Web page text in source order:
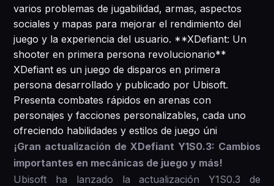
varios problemas de jugabilidad, armas, aspectos
sociales y mapas para mejorar el rendimiento del
juego y la experiencia del usuario. **XDefiant: Un
shooter en primera persona revolucionario**
XDefiant es un juego de disparos en primera
persona desarrollado y publicado por Ubisoft.
Presenta combates rápidos en arenas con
personajes y facciones personalizables, cada uno
ofreciendo habilidades y estilos de juego úni
¡Gran actualización de XDefiant Y1S0.3: Cambios
importantes en mecánicas de juego y más!
Ubisoft ha lanzado la actualización Y1S0.3 de